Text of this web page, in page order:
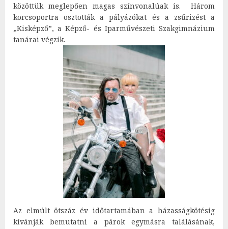
közöttük meglepően magas színvonalúak is. Három
korcsoportra osztották a pályázókat és a zsűrizést a
„Kisképző”, a Képző- és Iparművészeti Szakgimnázium
tanárai végzik.
Az elmúlt ötszáz év időtartamában a házasságkötésig
kívánják bemutatni a párok egymásra találásának,